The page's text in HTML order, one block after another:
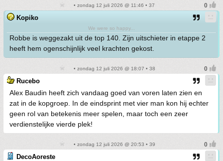
• zondag 12 juli 2026 @ 11:46 • 37
Kopiko
We were so happy...
Robbe is weggezakt uit de top 140. Zijn uitschieter in etappe 2
heeft hem ogenschijnlijk veel krachten gekost.
• zondag 12 juli 2026 @ 18:07 • 38
Rucebo
Alex Baudin heeft zich vandaag goed van voren laten zien en
zat in de kopgroep. In de eindsprint met vier man kon hij echter
geen rol van betekenis meer spelen, maar toch een zeer
verdienstelijke vierde plek!
• zondag 12 juli 2026 @ 20:53 • 39
DecoAoreste